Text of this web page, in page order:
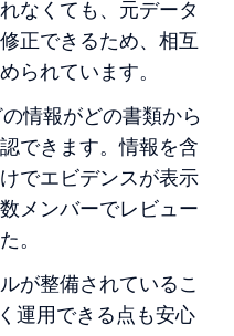
なくても、元データ
正できるため、相互
られています。
情報がどの書類から
できます。情報を含
でエビデンスが表示
メンバーでレビュー
。
が整備されているこ
運用できる点も安心